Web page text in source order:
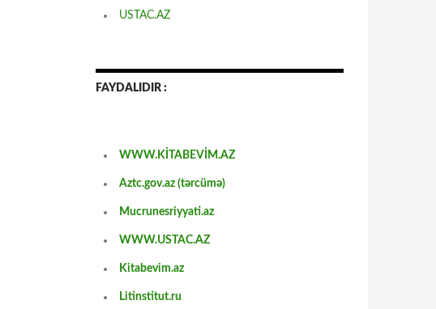
USTAC.AZ
FAYDALIDIR :
WWW.KİTABEVİM.AZ
Aztc.gov.az (tərcümə)
Mucrunesriyyati.az
WWW.USTAC.AZ
Kitabevim.az
Litinstitut.ru